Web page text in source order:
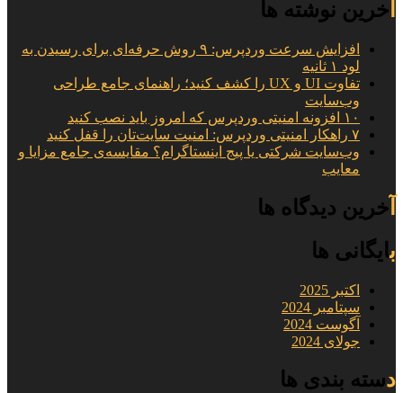
آخرین نوشته ها
افزایش سرعت وردپرس: ۹ روش حرفه‌ای برای رسیدن به
لود ۱ ثانیه
تفاوت UI و UX را کشف کنید؛ راهنمای جامع طراحی
وب‌سایت
۱۰ افزونه امنیتی وردپرس که امروز باید نصب کنید
۷ راهکار امنیتی وردپرس: امنیت سایت‌تان را قفل کنید
وب‌سایت شرکتی یا پیج اینستاگرام؟ مقایسه‌ی جامع مزایا و
معایب
آخرین دیدگاه ها
بایگانی ها
اکتبر 2025
سپتامبر 2024
آگوست 2024
جولای 2024
دسته بندی ها